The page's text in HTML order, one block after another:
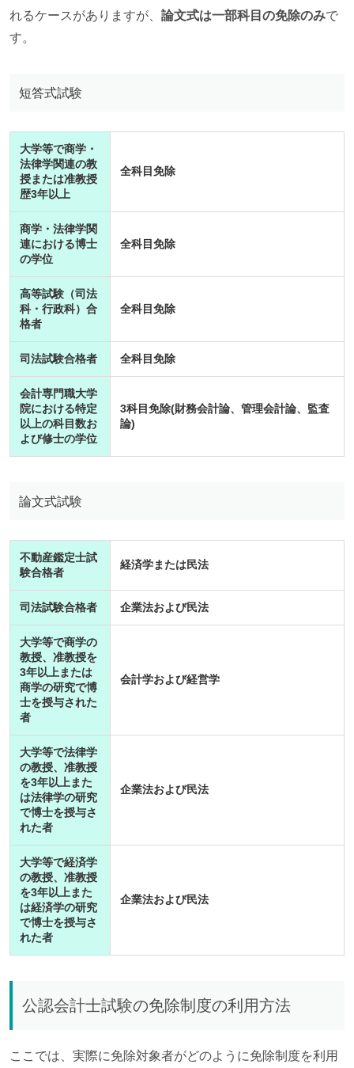
れるケースがありますが、 論文式は一部科目の免除のみで
す。
短答式試験
大学等で商学・
法律学関連の教
授または准教授
歴3年以上
全科目免除
商学・法律学関
連における博士
の学位
全科目免除
高等試験（司法
科・行政科）合
格者
全科目免除
司法試験合格者 全科目免除
会計専門職大学
院における特定
以上の科目数お
よび修士の学位
3科目免除(財務会計論、管理会計論、監査
論)
論文式試験
不動産鑑定士試
験合格者
経済学または民法
司法試験合格者 企業法および民法
大学等で商学の
教授、准教授を
3年以上または
商学の研究で博
士を授与された
者
会計学および経営学
大学等で法律学
の教授、准教授
を3年以上また
は法律学の研究
で博士を授与さ
れた者
企業法および民法
大学等で経済学
の教授、准教授
を3年以上また
は経済学の研究
で博士を授与さ
れた者
企業法および民法
公認会計士試験の免除制度の利用方法
ここでは、実際に免除対象者がどのように免除制度を利用